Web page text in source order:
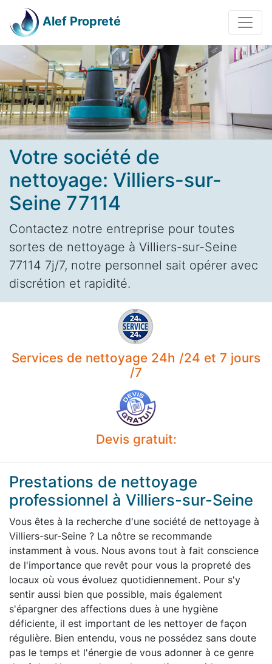
Alef Propreté
Votre société de
nettoyage: Villiers-sur-
Seine 77114
Contactez notre entreprise pour toutes
sortes de nettoyage à Villiers-sur-Seine
77114 7j/7, notre personnel sait opérer avec
discrétion et rapidité.
Services de nettoyage 24h /24 et 7 jours
/7
Devis gratuit:
Prestations de nettoyage
professionnel à Villiers-sur-Seine
Vous êtes à la recherche d'une société de nettoyage à
Villiers-sur-Seine ? La nôtre se recommande
instamment à vous. Nous avons tout à fait conscience
de l'importance que revêt pour vous la propreté des
locaux où vous évoluez quotidiennement. Pour s'y
sentir aussi bien que possible, mais également
s'épargner des affections dues à une hygiène
déficiente, il est important de les nettoyer de façon
régulière. Bien entendu, vous ne possédez sans doute
pas le temps et l'énergie de vous adonner à ce genre